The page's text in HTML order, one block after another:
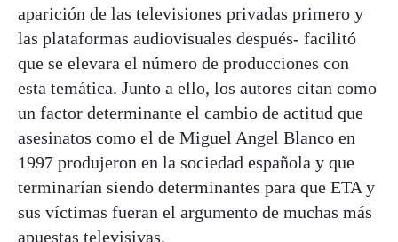
aparición de las televisiones privadas primero y
las plataformas audiovisuales después- facilitó
que se elevara el número de producciones con
esta temática. Junto a ello, los autores citan como
un factor determinante el cambio de actitud que
asesinatos como el de Miguel Angel Blanco en
1997 produjeron en la sociedad española y que
terminarían siendo determinantes para que ETA y
sus víctimas fueran el argumento de muchas más
apuestas televisivas.